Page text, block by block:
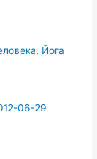
Йога
06-29